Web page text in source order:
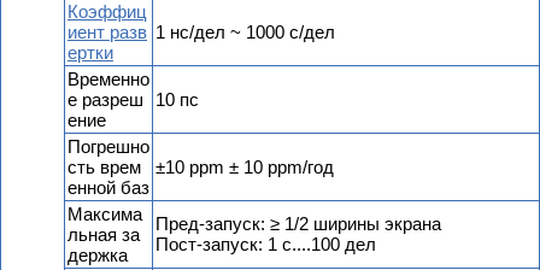
Коэффиц
иент разв
ертки
1 нс/дел ~ 1000 с/дел
Временно
е разреш
ение
10 пс
Погрешно
сть врем
енной баз
±10 ppm ± 10 ppm/год
Максима
льная за
держка
Пред-запуск: ≥ 1/2 ширины экрана
Пост-запуск: 1 с....100 дел